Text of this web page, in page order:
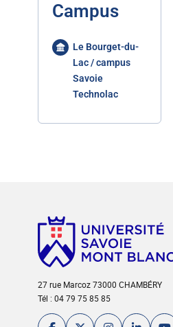
Campus
Le Bourget-du-
Lac / campus
Savoie
Technolac
27 rue Marcoz 73000 CHAMBÉRY
Tél : 04 79 75 85 85